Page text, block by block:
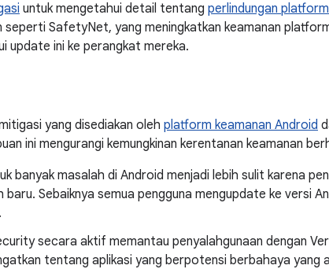
untuk mengetahui detail tentang perlindungan
seperti SafetyNet, yang meningkatkan keamanan
update ini ke perangkat mereka.
yang disediakan oleh platform keamanan Android
ini mengurangi kemungkinan kerentanan keamanan
banyak masalah di Android menjadi lebih sulit karena
baru. Sebaiknya semua pengguna mengupdate ke versi
secara aktif memantau penyalahgunaan dengan
tentang aplikasi yang berpotensi berbahaya yang